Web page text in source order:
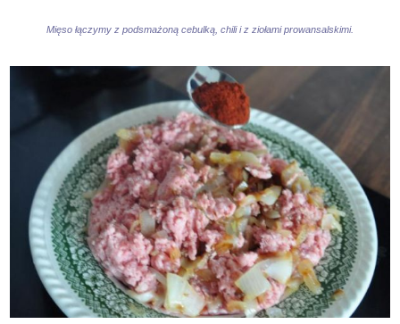
Mięso łączymy z podsmażoną cebulką, chili i z ziołami prowansalskimi.